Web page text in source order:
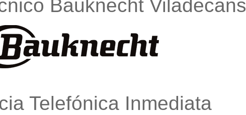
Bauknecht Viladecans
Telefónica Inmediata